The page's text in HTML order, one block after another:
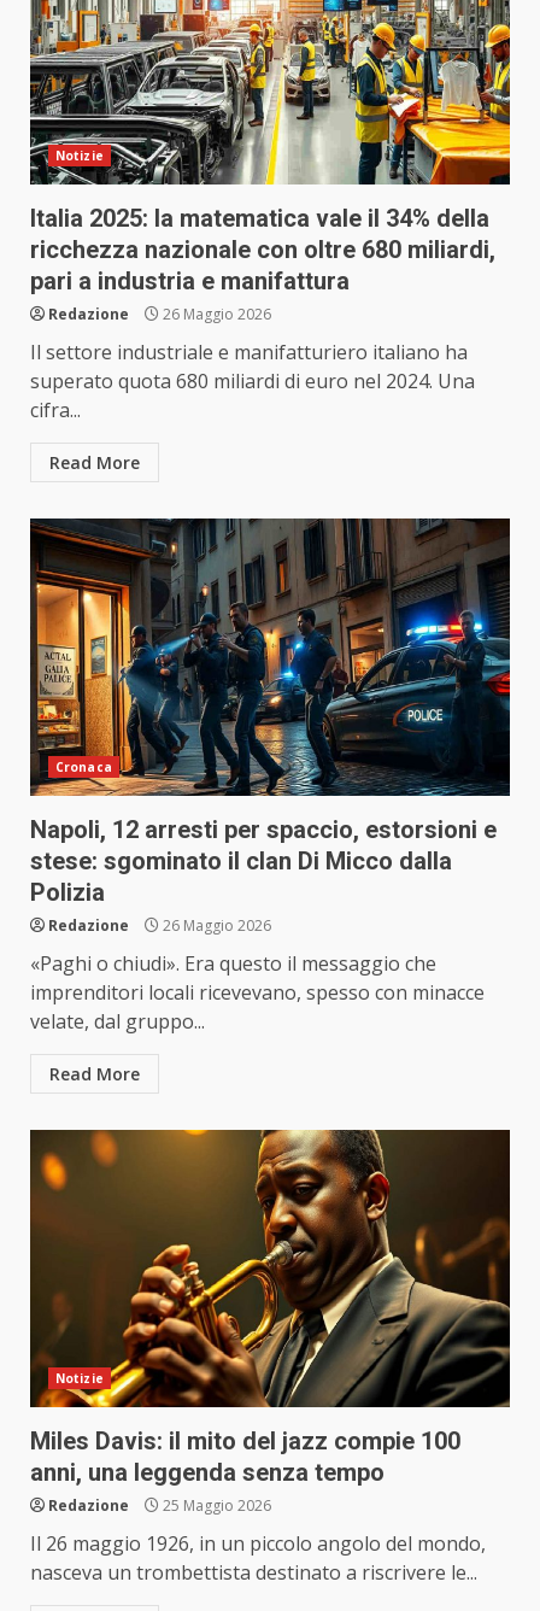
Notizie
Italia 2025: la matematica vale il 34% della
ricchezza nazionale con oltre 680 miliardi,
pari a industria e manifattura
Redazione 26 Maggio 2026
Il settore industriale e manifatturiero italiano ha
superato quota 680 miliardi di euro nel 2024. Una
cifra...
Read More
Cronaca
Napoli, 12 arresti per spaccio, estorsioni e
stese: sgominato il clan Di Micco dalla
Polizia
Redazione 26 Maggio 2026
«Paghi o chiudi». Era questo il messaggio che
imprenditori locali ricevevano, spesso con minacce
velate, dal gruppo...
Read More
Notizie
Miles Davis: il mito del jazz compie 100
anni, una leggenda senza tempo
Redazione 25 Maggio 2026
Il 26 maggio 1926, in un piccolo angolo del mondo,
nasceva un trombettista destinato a riscrivere le...